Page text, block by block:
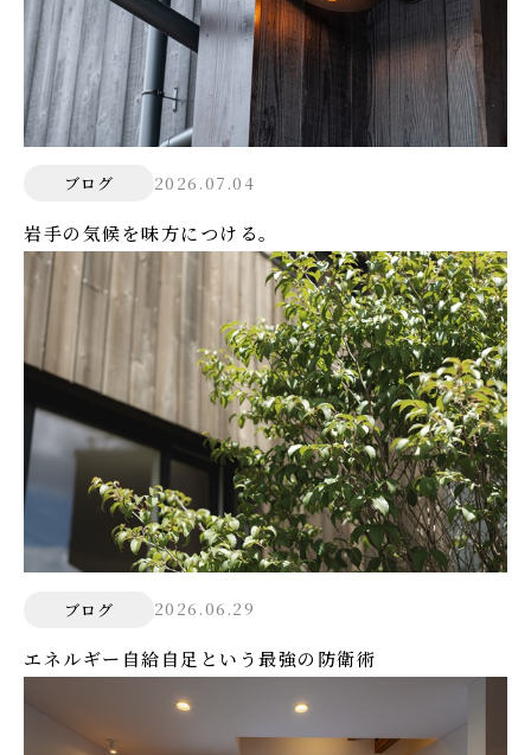
ブログ 2026.07.04
岩手の気候を味方につける。
ブログ 2026.06.29
エネルギー自給自足という最強の防衛術